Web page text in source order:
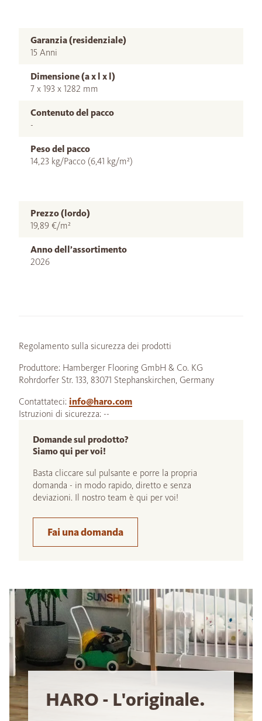
Garanzia (residenziale)
15 Anni
Dimensione (a x l x l)
7 x 193 x 1282 mm
Contenuto del pacco
-
Peso del pacco
14,23 kg/Pacco (6,41 kg/m²)
Prezzo (lordo)
19,89 €/m²
Anno dell’assortimento
2026
Regolamento sulla sicurezza dei prodotti
Produttore: Hamberger Flooring GmbH & Co. KG
Rohrdorfer Str. 133, 83071 Stephanskirchen, Germany
Contattateci: info@haro.com
Istruzioni di sicurezza: --
Domande sul prodotto?
Siamo qui per voi!
Basta cliccare sul pulsante e porre la propria
domanda - in modo rapido, diretto e senza
deviazioni. Il nostro team è qui per voi!
Fai una domanda
HARO - L'originale.